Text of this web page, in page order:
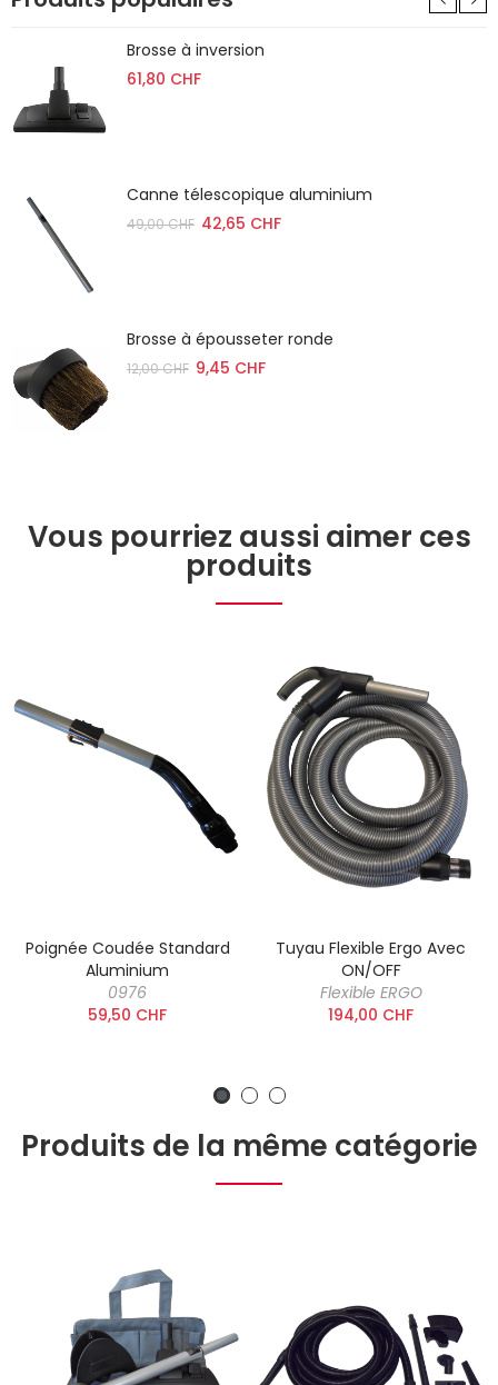
Brosse à inversion
61,80 CHF
Canne télescopique aluminium
49,00 CHF 42,65 CHF
Brosse à épousseter ronde
12,00 CHF 9,45 CHF
Vous pourriez aussi aimer ces
produits
Poignée Coudée Standard
Aluminium
0976
59,50 CHF
Tuyau Flexible Ergo Avec
ON/OFF
Flexible ERGO
194,00 CHF
Produits de la même catégorie